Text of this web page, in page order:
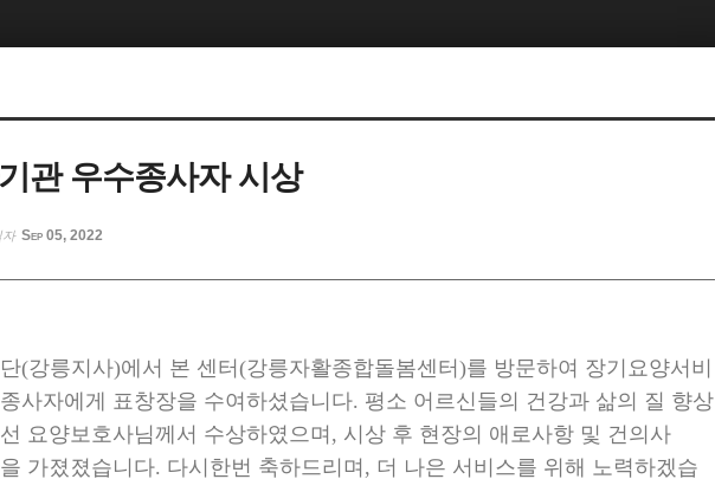
관 우수종사자 시상
자 Sep 05, 2022
(강릉지사)에서 본 센터(강릉자활종합돌봄센터)를 방문하여 장기요양서비
사자에게 표창장을 수여하셨습니다. 평소 어르신들의 건강과 삶의 질 향상
요양보호사님께서 수상하였으며, 시상 후 현장의 애로사항 및 건의사
가졌졌습니다. 다시한번 축하드리며, 더 나은 서비스를 위해 노력하겠습